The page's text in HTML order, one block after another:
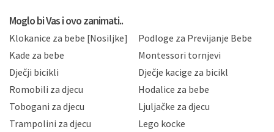
privatnosti i kolačića koju možete pročitati ovdje i
Hrvatske, a uvijek uz primjenu odgovarajućih tehničkih i
sigurnosnih mjera zaštite osobnih podataka od
neovlaštenog pristupa, zlouporabe, otkrivanja,
gubitka ili uništenja. Mae.hr štiti privatnost svojih
korisnika i posjetitelja web stranica, čuva povjerljivost
Vaših osobnih podataka te omogućava pristup i
priopćavanje osobnih podataka samo onim svojim
zaposlenicima kojima su isti potrebni radi provedbe
Moglo bi Vas i ovo zanimati..
Klokanice za bebe [Nosiljke]
Podloge za Previjanje Bebe
Kade za bebe
Montessori tornjevi
Dječji bicikli
Dječje kacige za bicikl
Romobili za djecu
Hodalice za bebe
Tobogani za djecu
Ljuljačke za djecu
Trampolini za djecu
Lego kocke